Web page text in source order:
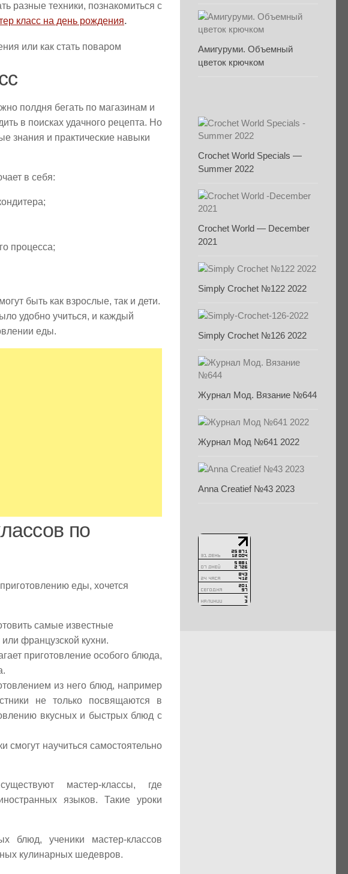
разные техники, познакомиться с
класс на день рождения.
полдня бегать по магазинам и
в поисках удачного рецепта. Но
знания и практические навыки
в себя:
процесса;
быть как взрослые, так и дети.
удобно учиться, и каждый
еды.
по
еды, хочется
самые известные
французской кухни.
приготовление особого блюда,
из него блюд, например
не только посвящаются в
вкусных и быстрых блюд с
смогут научиться самостоятельно
мастер-классы, где
языков. Такие уроки
блюд, ученики мастер-классов
кулинарных шедевров.
Амигуруми. Объемный
цветок крючком
Crochet World Specials —
Summer 2022
Crochet World — December
2021
Simply Crochet №122 2022
Simply Crochet №126 2022
Журнал Мод. Вязание №644
Журнал Мод №641 2022
Anna Creatief №43 2023